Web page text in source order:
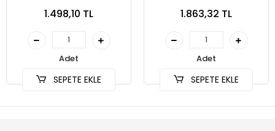
1.498,10 TL
Adet
SEPETE EKLE
1.863,32 TL
Adet
SEPETE EKLE